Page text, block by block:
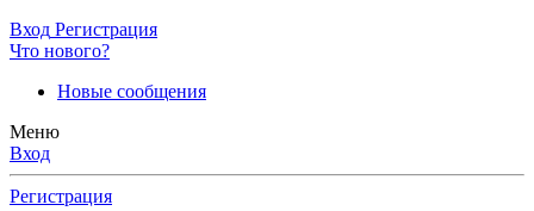
Вход Регистрация
Что нового?
Новые сообщения
Меню
Вход
Регистрация